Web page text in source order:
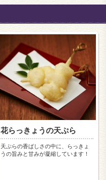
花らっきょうの天ぷら
天ぷらの香ばしさの中に、らっきょ
うの旨みと甘みが凝縮しています！